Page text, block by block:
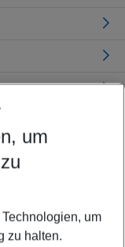
um
um
zu halten.